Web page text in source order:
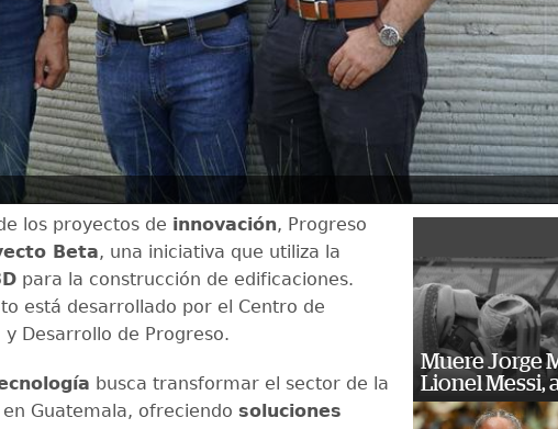
los proyectos de innovación, Progreso
Beta, una iniciativa que utiliza la
para la construcción de edificaciones.
está desarrollado por el Centro de
Desarrollo de Progreso.
busca transformar el sector de la
Guatemala, ofreciendo soluciones
Muere Jorge
Lionel Messi,